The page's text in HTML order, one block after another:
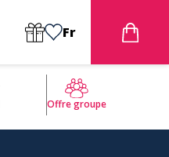
Fr
Offre groupe